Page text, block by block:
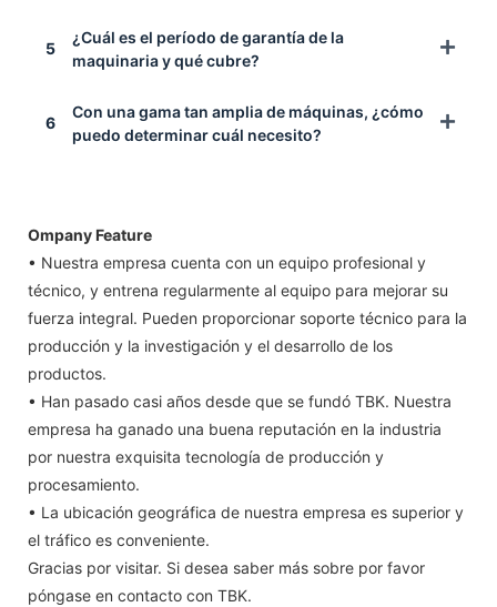
5
¿Cuál es el período de garantía de la
maquinaria y qué cubre?
6
Con una gama tan amplia de máquinas, ¿cómo
puedo determinar cuál necesito?
Ompany Feature
• Nuestra empresa cuenta con un equipo profesional y
técnico, y entrena regularmente al equipo para mejorar su
fuerza integral. Pueden proporcionar soporte técnico para la
producción y la investigación y el desarrollo de los
productos.
• Han pasado casi años desde que se fundó TBK. Nuestra
empresa ha ganado una buena reputación en la industria
por nuestra exquisita tecnología de producción y
procesamiento.
• La ubicación geográfica de nuestra empresa es superior y
el tráfico es conveniente.
Gracias por visitar. Si desea saber más sobre por favor
póngase en contacto con TBK.